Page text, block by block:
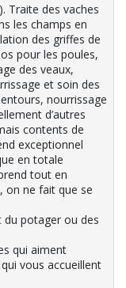
Traite des vaches
les champs en
des griffes de
pour les poules,
des veaux,
et soin des
nourrissage
d’autres
contents de
exceptionnel
en totale
tout en
on ne fait que se
du potager ou des
qui aiment
vous accueillent